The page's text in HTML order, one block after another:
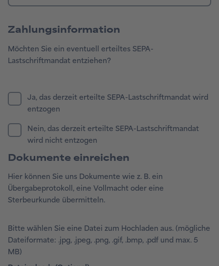
Zahlungsinformation
Möchten Sie ein eventuell erteiltes SEPA-
Lastschriftmandat entziehen?
Ja, das derzeit erteilte SEPA-Lastschriftmandat wird
entzogen
Nein, das derzeit erteilte SEPA-Lastschriftmandat
wird nicht entzogen
Dokumente einreichen
Hier können Sie uns Dokumente wie z. B. ein
Übergabeprotokoll, eine Vollmacht oder eine
Sterbeurkunde übermitteln.
Bitte wählen Sie eine Datei zum Hochladen aus. (mögliche
Dateiformate: .jpg, .jpeg, .png, .gif, .bmp, .pdf und max. 5
MB)